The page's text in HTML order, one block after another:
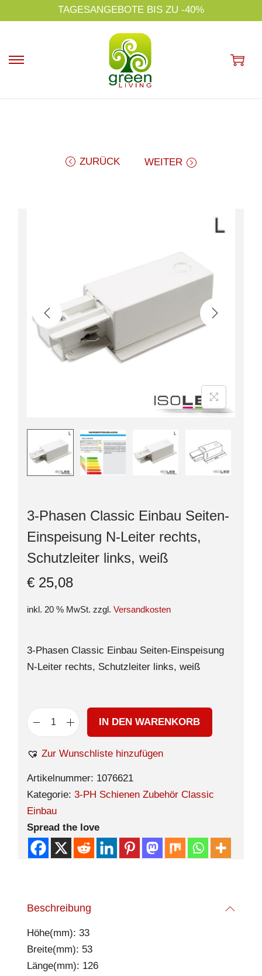
p
TAGESANGEBOTE BIS ZU -40%
ZURÜCK WEITER
3-Phasen Classic Einbau Seiten-
Einspeisung N-Leiter rechts,
Schutzleiter links, weiß
€ 25,08
inkl. 20 % MwSt. zzgl. Versandkosten
3-Phasen Classic Einbau Seiten-Einspeisung
N-Leiter rechts, Schutzleiter links, weiß
IN DEN WARENKORB
Zur Wunschliste hinzufügen
Artikelnummer: 1076621
Kategorie: 3-PH Schienen Zubehör Classic
Einbau
Spread the love
Beschreibung
Höhe(mm): 33
Breite(mm): 53
Länge(mm): 126